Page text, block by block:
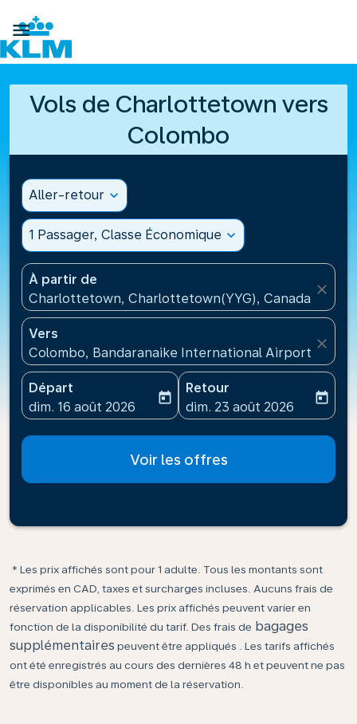

Vols de Charlottetown vers
Colombo
Aller-retour expand_more
1 Passager, Classe Économique expand_more
À partir de
Charlottetown, Charlottetown(YYG), Canada
close
Vers
Colombo, Bandaranaike International Airport(CMB),
close
Départ
fc-booking-departure-date-aria-label
dim. 16 août 2026
today
Retour
fc-booking-return-date-
dim. 23 août 2026
today
Voir les offres
* Les prix affichés sont pour 1 adulte. Tous les montants sont
exprimés en CAD, taxes et surcharges incluses. Aucuns frais de
réservation applicables. Les prix affichés peuvent varier en
fonction de la disponibilité du tarif. Des frais de bagages
supplémentaires peuvent être appliqués . Les tarifs affichés
ont été enregistrés au cours des dernières 48 h et peuvent ne pas
être disponibles au moment de la réservation.